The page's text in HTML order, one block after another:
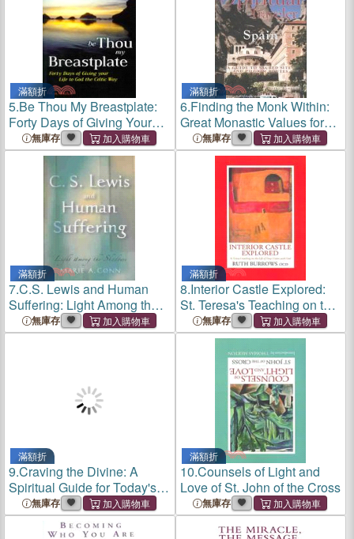
滿額折
5.Be Thou My Breastplate:
Forty Days of Giving Your
Life to God the Celtic Way
無庫存
滿額折
6.Finding the Monk Within:
Great Monastic Values for
Today無庫存
滿額折
7.C.S. Lewis and Human
Suffering: Light Among the
Shadows
無庫存
滿額折
8.Interior Castle Explored:
St. Teresa's Teaching on the
Life of Deep Union With God
無庫存
滿額折
9.Craving the Divine: A
Spiritual Guide for Today's
Perplexed
無庫存
滿額折
10.Counsels of Light and
Love of St. John of the Cross
無庫存